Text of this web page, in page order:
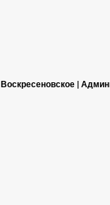
Воскресеновское |